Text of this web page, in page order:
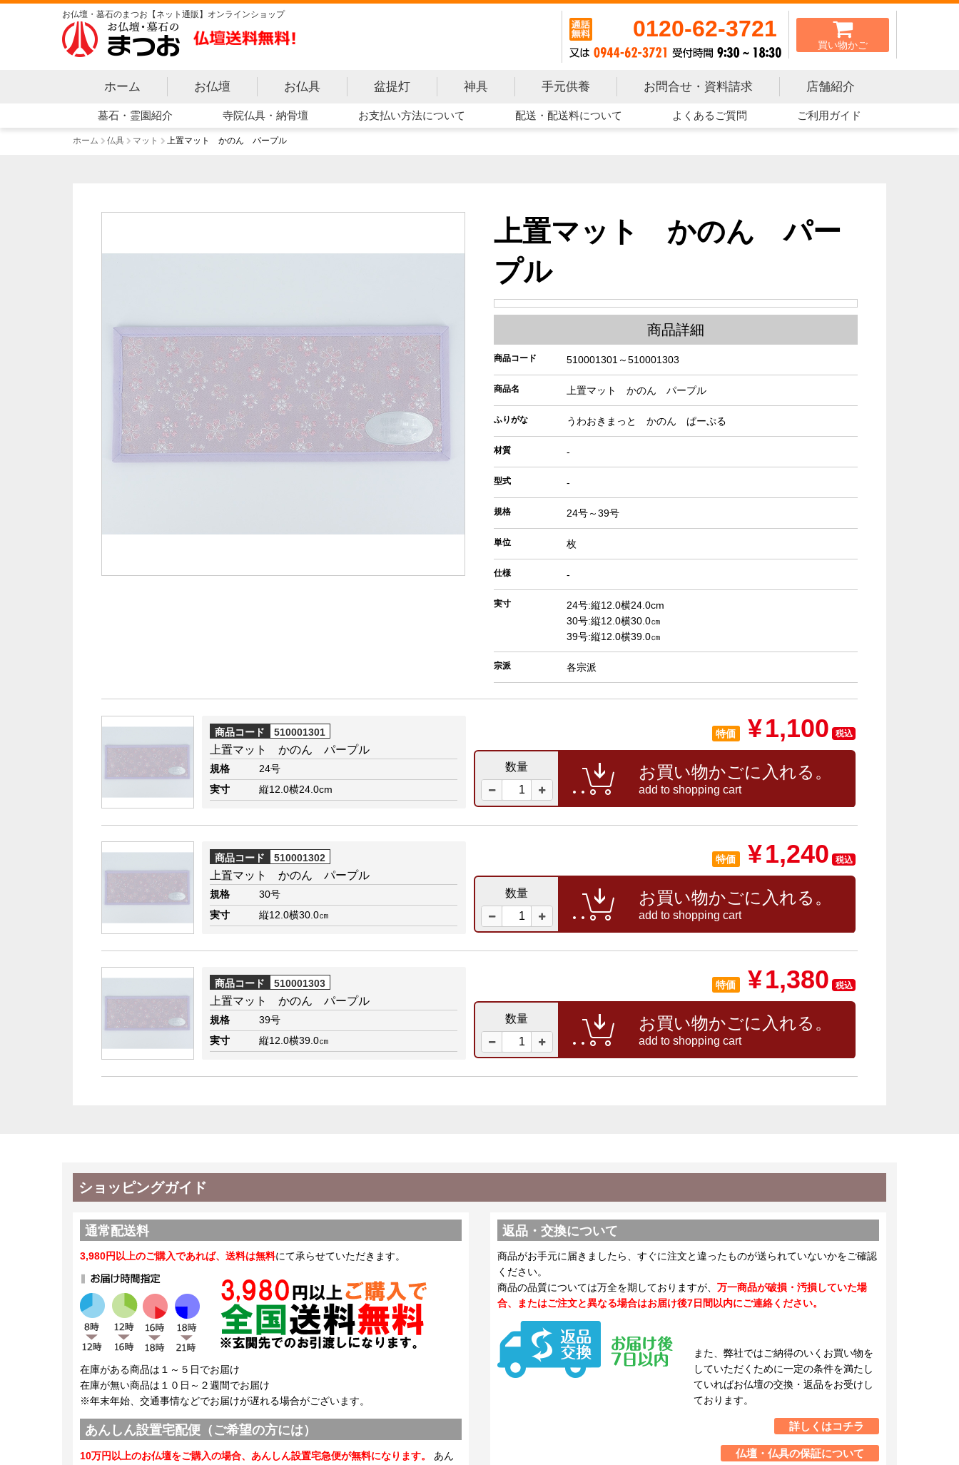
お仏壇・墓石のまつお【ネット通販】オンラインショップ
0120-62-3721
買い物かご
ホーム お仏壇 お仏具 盆提灯 神具 手元供養 お問合せ・資料請求 店舗紹介
墓石・霊園紹介 寺院仏具・納骨壇 お支払い方法について 配送・配送料について よくあるご質問 ご利用ガイド
ホーム 仏具 マット 上置マット かのん パープル
上置マット かのん パー
プル
商品詳細
商品コード 510001301～510001303
商品名 上置マット かのん パープル
ふりがな うわおきまっと かのん ぱーぷる
材質 -
型式 -
規格 24号～39号
単位 枚
仕様 -
実寸
24号:縦12.0横24.0cm
30号:縦12.0横30.0㎝
39号:縦12.0横39.0㎝
宗派 各宗派
商品コード 510001301
上置マット かのん パープル
規格
24号
実寸
縦12.0横24.0cm
特価 ¥1,100 税込
数量 お買い物かごに入れる。
add to shopping cart
商品コード 510001302
上置マット かのん パープル
規格
30号
実寸
縦12.0横30.0㎝
特価 ¥1,240 税込
数量 お買い物かごに入れる。
add to shopping cart
商品コード 510001303
上置マット かのん パープル
規格
39号
実寸
縦12.0横39.0㎝
特価 ¥1,380 税込
数量 お買い物かごに入れる。
add to shopping cart
ショッピングガイド
通常配送料
3,980円以上のご購入であれば、送料は無料にて承らせていただきます。
在庫がある商品は１～５日でお届け
在庫が無い商品は１０日～２週間でお届け
※年末年始、交通事情などでお届けが遅れる場合がございます。
あんしん設置宅配便（ご希望の方には）
10万円以上のお仏壇をご購入の場合、あんしん設置宅急便が無料になります。
あん
返品・交換について
商品がお手元に届きましたら、すぐに注文と違ったものが送られていないかをご確認
ください。
商品の品質については万全を期しておりますが、 万一商品が破損・汚損していた場
合、またはご注文と異なる場合はお届け後7日間以内にご連絡ください。
また、弊社ではご納得のいくお買い物を
していただくために一定の条件を満たし
ていればお仏壇の交換・返品をお受けし
ております。
詳しくはコチラ
仏壇・仏具の保証について